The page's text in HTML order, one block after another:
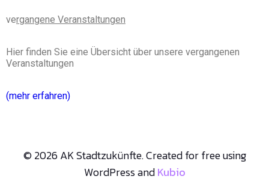
vergangene Veranstaltungen
Hier finden Sie eine Übersicht über unsere vergangenen
Veranstaltungen
(mehr erfahren)
© 2026 AK Stadtzukünfte. Created for free using
WordPress andKubio